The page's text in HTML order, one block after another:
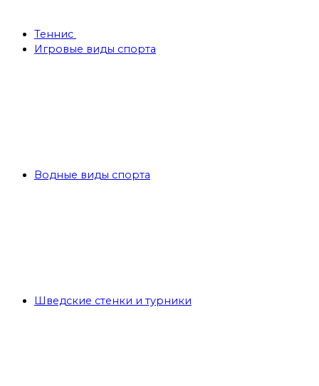
Теннис
Игровые виды спорта
Водные виды спорта
Шведские стенки и турники